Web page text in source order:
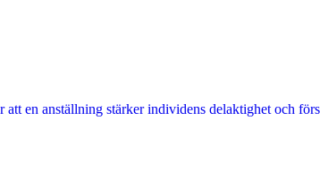
en anställning stärker individens delaktighet och